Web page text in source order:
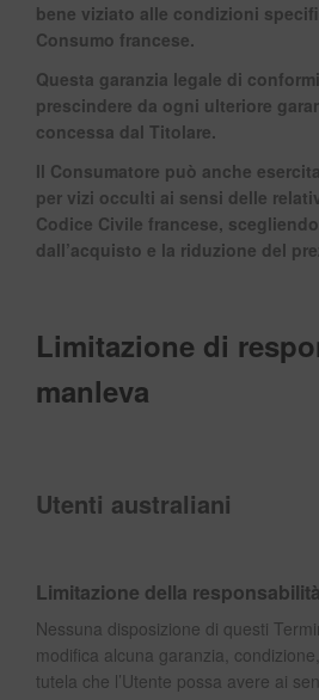
bene viziato alle condizioni
Consumo francese.
Questa garanzia legale di
prescindere da ogni ulteriore
concessa dal Titolare.
Il Consumatore può anche
per vizi occulti ai sensi delle
Codice Civile francese,
dall’acquisto e la riduzione del
Limitazione di
manleva
Utenti australiani
Limitazione della responsabilità
Nessuna disposizione di questi
modifica alcuna garanzia,
tutela che l’Utente possa avere ai